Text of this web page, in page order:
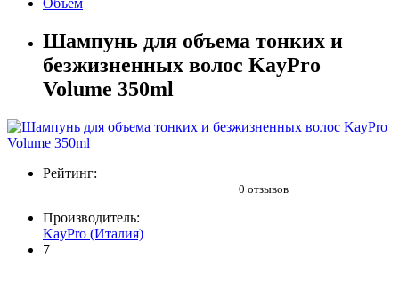
Объем
Шампунь для объема тонких и
безжизненных волос KayPro
Volume 350ml
Рейтинг:
0 отзывов
Производитель:
KayPro (Италия)
7